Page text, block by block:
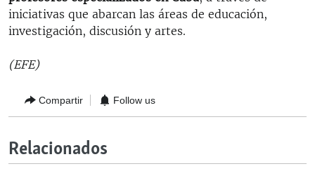
iniciativas que abarcan las áreas de educación,
investigación, discusión y artes.
(EFE)
Compartir Follow us
Relacionados